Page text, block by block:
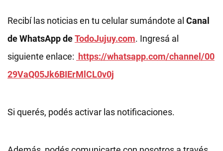
Recibí las noticias en tu celular sumándote al Canal
de WhatsApp deTodoJujuy.com. Ingresá al
siguiente enlace: https://whatsapp.com/channel/00
29VaQ05Jk6BIErMlCL0v0j
Si querés, podés activar las notificaciones.